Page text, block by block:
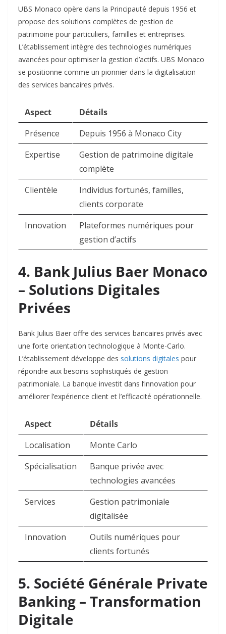
UBS Monaco opère dans la Principauté depuis 1956 et
propose des solutions complètes de gestion de
patrimoine pour particuliers, familles et entreprises.
L’établissement intègre des technologies numériques
avancées pour optimiser la gestion d’actifs. UBS Monaco
se positionne comme un pionnier dans la digitalisation
des services bancaires privés.​
Aspect
Détails
Présence
Depuis 1956 à Monaco City
Expertise
Gestion de patrimoine digitale
complète
Clientèle
Individus fortunés, familles,
clients corporate
Innovation
Plateformes numériques pour
gestion d’actifs
4. Bank Julius Baer Monaco
– Solutions Digitales
Privées
Bank Julius Baer offre des services bancaires privés avec
une forte orientation technologique à Monte-Carlo.
L’établissement développe des solutions digitales pour
répondre aux besoins sophistiqués de gestion
patrimoniale. La banque investit dans l’innovation pour
améliorer l’expérience client et l’efficacité opérationnelle.​
Aspect
Détails
Localisation
Monte Carlo
Spécialisation
Banque privée avec
technologies avancées
Services
Gestion patrimoniale
digitalisée
Innovation
Outils numériques pour
clients fortunés
5. Société Générale Private
Banking – Transformation
Digitale